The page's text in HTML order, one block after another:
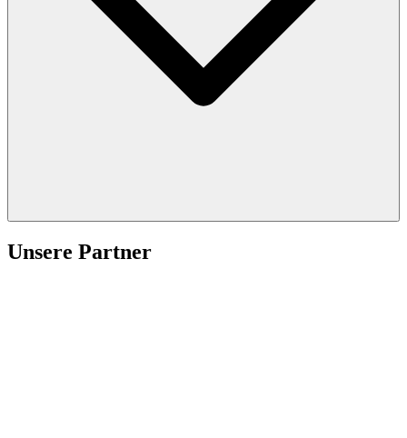
Unsere Partner